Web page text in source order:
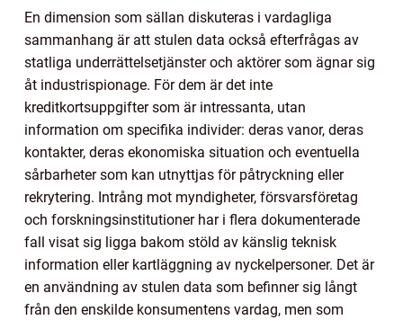
En dimension som sällan diskuteras i vardagliga
sammanhang är att stulen data också efterfrågas av
statliga underrättelsetjänster och aktörer som ägnar sig
åt industrispionage. För dem är det inte
kreditkortsuppgifter som är intressanta, utan
information om specifika individer: deras vanor, deras
kontakter, deras ekonomiska situation och eventuella
sårbarheter som kan utnyttjas för påtryckning eller
rekrytering. Intrång mot myndigheter, försvarsföretag
och forskningsinstitutioner har i flera dokumenterade
fall visat sig ligga bakom stöld av känslig teknisk
information eller kartläggning av nyckelpersoner. Det är
en användning av stulen data som befinner sig långt
från den enskilde konsumentens vardag, men som